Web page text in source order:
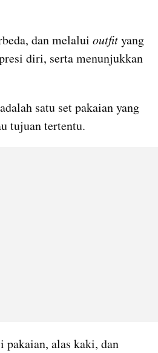
dan melalui outfit yang
diri, serta menunjukkan
satu set pakaian yang
tujuan tertentu.
pakaian, alas kaki, dan